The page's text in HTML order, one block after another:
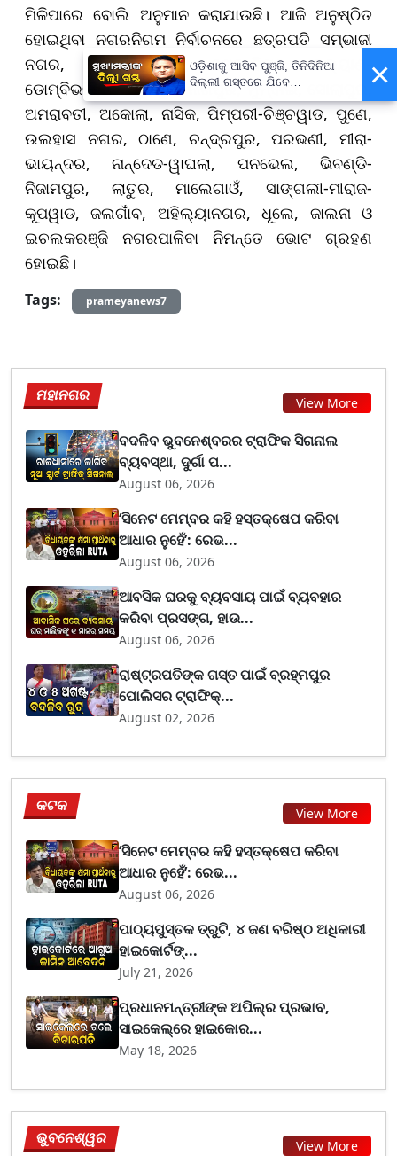
ମିଳିପାରେ ବୋଲି ଅନୁମାନ କରାଯାଉଛି। ଆଜି ଅନୁଷ୍ଠିତ
ହୋଇଥିବା ନଗରନିଗମ ନିର୍ବାଚନରେ ଛତ୍ରପତି ସମ୍ଭାଜୀ
ନଗର, ନଭୀ ମୁମ୍ବାଇ, ବସଇ-ବିରାର, କଲ୍ୟାଣ-
ଡୋମ୍ବିଭଲି, କୋହ୍ଲାପୁର, ନାଗପୁର, ମୁମ୍ବାଇ, ସୋଲାପୁର,
ଅମରାବତୀ, ଅକୋଲା, ନାସିକ, ପିମ୍ପରୀ-ଚିଞ୍ଚୱାଡ, ପୁଣେ,
ଉଲହାସ ନଗର, ଠାଣେ, ଚନ୍ଦ୍ରପୁର, ପରଭଣୀ, ମୀରା-
ଭାୟନ୍ଦର, ନାନ୍ଦେଡ-ୱାଘଲା, ପନଭେଲ, ଭିବଣ୍ଡି-
ନିଜାମପୁର, ଲାତୁର, ମାଲେଗାଓଁ, ସାଙ୍ଗଲୀ-ମୀରାଜ-
କୂପୱାଡ, ଜଲଗାଁବ, ଅହିଲ୍ୟାନଗର, ଧୂଲେ, ଜାଲନା ଓ
ଇଚଲକରଞ୍ଜି ନଗରପାଳିବା ନିମନ୍ତେ ଭୋଟ ଗ୍ରହଣ
ହୋଇଛି।
Tags: prameyanews7
ମହାନଗର View More
ବଦଳିବ ଭୁବନେଶ୍ବରର ଟ୍ରାଫିକ ସିଗନାଲ
ବ୍ୟବସ୍ଥା, ଦୁର୍ଗା ପ...
August 06, 2026
‘ସିନେଟ ମେମ୍ବର କହି ହସ୍ତକ୍ଷେପ କରିବା
ଆଧାର ନୁହେଁ’: ରେଭ...
August 06, 2026
ଆବସିକ ଘରକୁ ବ୍ୟବସାୟ ପାଇଁ ବ୍ୟବହାର
କରିବା ପ୍ରସଙ୍ଗ, ହାଉ...
August 06, 2026
ରାଷ୍ଟ୍ରପତିଙ୍କ ଗସ୍ତ ପାଇଁ ବ୍ରହ୍ମପୁର
ପୋଲିସର ଟ୍ରାଫିକ୍...
August 02, 2026
କଟକ View More
‘ସିନେଟ ମେମ୍ବର କହି ହସ୍ତକ୍ଷେପ କରିବା
ଆଧାର ନୁହେଁ’: ରେଭ...
August 06, 2026
ପାଠ୍ୟପୁସ୍ତକ ତ୍ରୁଟି, ୪ ଜଣ ବରିଷ୍ଠ ଅଧିକାରୀ
ହାଇକୋର୍ଟଙ୍...
July 21, 2026
ପ୍ରଧାନମନ୍ତ୍ରୀଙ୍କ ଅପିଲ୍‌ର ପ୍ରଭାବ,
ସାଇକେଲ୍‌ରେ ହାଇକୋର...
May 18, 2026
ଭୁବନେଶ୍ୱର View More
×
ଓଡ଼ିଶାକୁ ଆସିବ ପୁଞ୍ଜି, ତିନିଦିନିଆ
ଦିଲ୍ଲୀ ଗସ୍ତରେ ଯିବେ
ମୁଖ୍ୟମନ୍ତ୍ରୀ ମୋହନ ମାଝୀ